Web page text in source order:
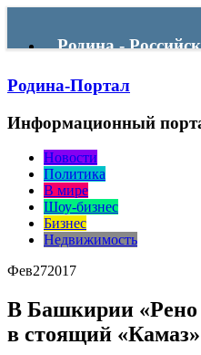
Родина -
портал
Родина-Портал
Информационный
Новости
Политика
В мире
Шоу-бизнес
Бизнес
Недвижимость
Фев272017
В Башкирии «Рено
в стоящий